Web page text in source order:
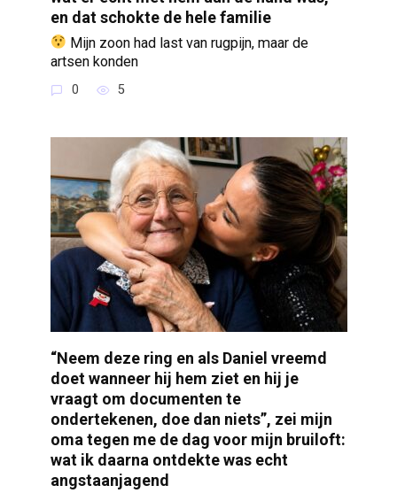
en dat schokte de hele familie
Mijn zoon had last van rugpijn, maar de
artsen konden
0 5
“Neem deze ring en als Daniel vreemd
doet wanneer hij hem ziet en hij je
vraagt om documenten te
ondertekenen, doe dan niets”, zei mijn
oma tegen me de dag voor mijn bruiloft:
wat ik daarna ontdekte was echt
angstaanjagend